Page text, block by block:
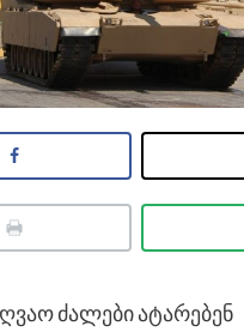
ძალები ატარებენ